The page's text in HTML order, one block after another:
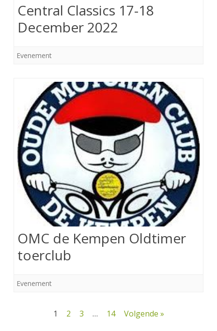
Central Classics 17-18
December 2022
Evenement
OMC de Kempen Oldtimer
toerclub
Evenement
Berichtnavigatie
1 2 3 … 14 Volgende »